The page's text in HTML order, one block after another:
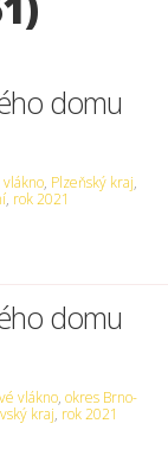
domu
, Plzeňský kraj,
, rok 2021
domu
vlákno,okres Brno-
kraj, rok 2021